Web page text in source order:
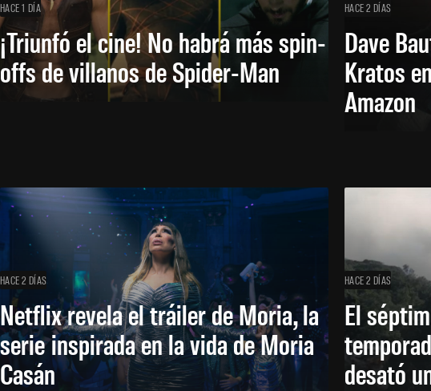
HACE 1 DÍA
¡Triunfó el cine! No habrá más spin-
offs de villanos de Spider-Man
HACE 2 DÍAS
Dave
Kratos
Amazon
HACE 2 DÍAS
Netflix revela el tráiler de Moria, la
serie inspirada en la vida de Moria
Casán
HACE 2 DÍAS
El
desató